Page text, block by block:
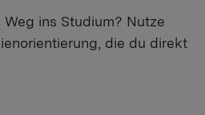
ins Studium? Nutze
die du direkt